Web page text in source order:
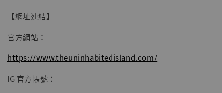
【網址連結】
官方網站：
https://www.theuninhabitedisland.com/
IG 官方帳號：